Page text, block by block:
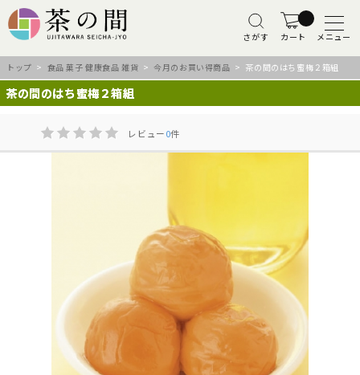
さがす カート メニュー
トップ > 食品 菓子 健康食品 雑貨 > 今月のお買い得商品 > 茶の間のはち蜜梅２箱組
茶の間のはち蜜梅２箱組
レビュー0件